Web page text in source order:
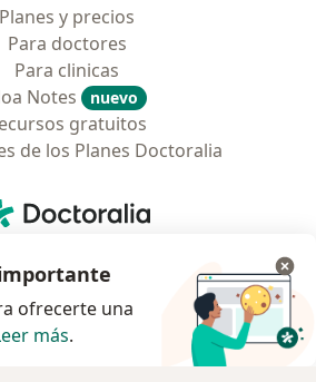
Planes y precios
Para doctores
Para clinicas
Notes
nuevo
gratuitos
de los Planes Doctoralia
Doctoralia - Página de inicio
Tv 23 No. 97 - 73
Bogotá D.C., Colombia
ofrecerte una
más.